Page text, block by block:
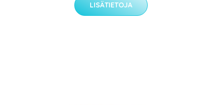
LISÄTIETOJA